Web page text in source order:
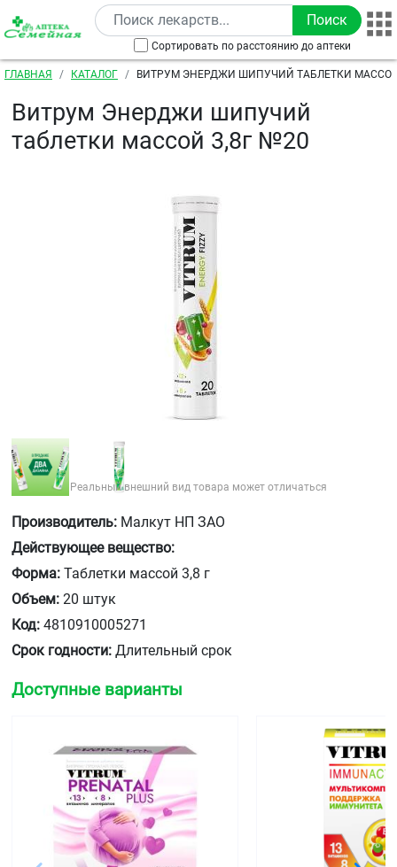
Перейти к основному содержанию
Сортировать по расстоянию до аптеки
Строка навигации
ГЛАВНАЯ КАТАЛОГ ВИТРУМ ЭНЕРДЖИ ШИПУЧИЙ ТАБЛЕТКИ
Витрум Энерджи шипучий
таблетки массой 3,8г №20
Реальный внешний вид товара может отличаться
Производитель: Малкут НП ЗАО
Действующее вещество:
Форма: Таблетки массой 3,8 г
Объем: 20 штук
Код: 4810910005271
Срок годности: Длительный срок
Доступные варианты